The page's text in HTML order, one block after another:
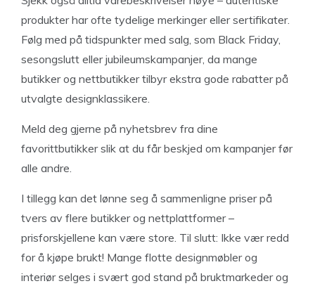
produkter har ofte tydelige merkinger eller sertifikater.
Følg med på tidspunkter med salg, som Black Friday,
sesongslutt eller jubileumskampanjer, da mange
butikker og nettbutikker tilbyr ekstra gode rabatter på
utvalgte designklassikere.
Meld deg gjerne på nyhetsbrev fra dine
favorittbutikker slik at du får beskjed om kampanjer før
alle andre.
I tillegg kan det lønne seg å sammenligne priser på
tvers av flere butikker og nettplattformer –
prisforskjellene kan være store. Til slutt: Ikke vær redd
for å kjøpe brukt! Mange flotte designmøbler og
interiør selges i svært god stand på bruktmarkeder og